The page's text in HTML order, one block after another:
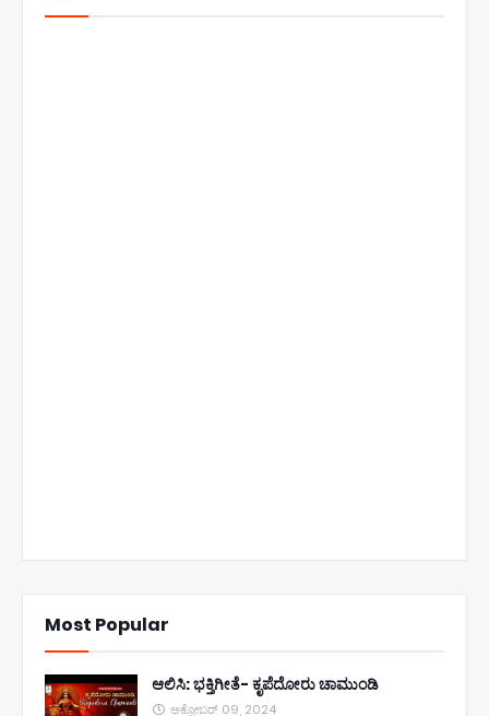
Most Popular
ಆಲಿಸಿ: ಭಕ್ತಿಗೀತೆ- ಕೃಪೆದೋರು ಚಾಮುಂಡಿ
ಅಕ್ಟೋಬರ್ 09, 2024